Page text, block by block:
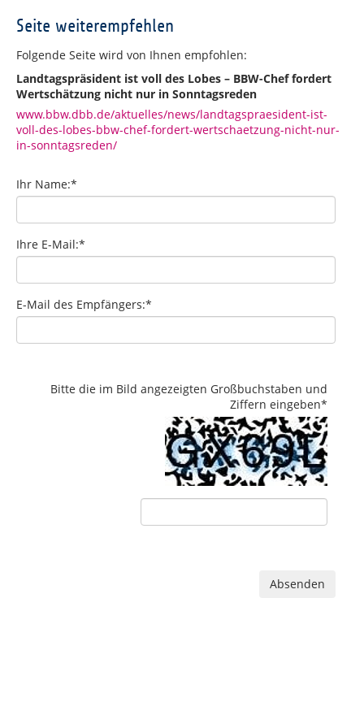
Seite weiterempfehlen
Folgende Seite wird von Ihnen empfohlen:
Landtagspräsident ist voll des Lobes – BBW-Chef fordert
Wertschätzung nicht nur in Sonntagsreden
www.bbw.dbb.de/aktuelles/news/landtagspraesident-ist-
voll-des-lobes-bbw-chef-fordert-wertschaetzung-nicht-nur-
in-sonntagsreden/
Ihr Name:*
Ihre E-Mail:*
E-Mail des Empfängers:*
Bitte die im Bild angezeigten Großbuchstaben und
Ziffern eingeben*
Absenden